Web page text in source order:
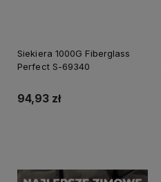
Siekiera 1000G Fiberglass
Perfect S-69340
94,93 zł